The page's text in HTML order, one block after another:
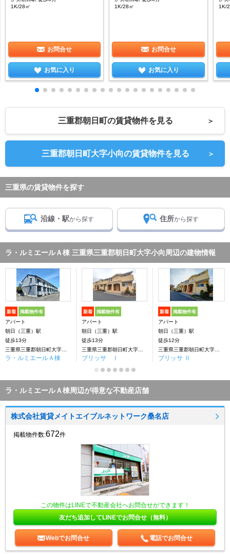
1K/28㎡
お問合せ
お気に入り
1K/28㎡
お問合せ
お気に入り
1K/
三重郡朝日町の賃貸物件を見る ＞
三重郡朝日町大字小向の賃貸物件を見る ＞
三重県の賃貸物件を探す
沿線・駅から探す 住所から探す
ラ・ルミエールＡ棟 三重県三重郡朝日町大字小向周辺の建物情報
新着 掲載物件有
アパート
朝日（三重）駅
徒歩13分
ラ・ルミエールＡ棟
新着 掲載物件有
アパート
朝日（三重）駅
徒歩13分
ブリッサ Ⅰ
新着 掲載物件有
アパート
朝日（三重）駅
徒歩12分
ブリッサ Ⅱ
ラ・ルミエールＡ棟周辺が得意な不動産店舗
株式会社賃貸メイトエイブルネットワーク桑名店
掲載物件数:672件
この物件はLINEで不動産会社へお問合せができます！
友だち追加してLINEでお問合せ（無料）
Webでお問合せ 電話でお問合せ